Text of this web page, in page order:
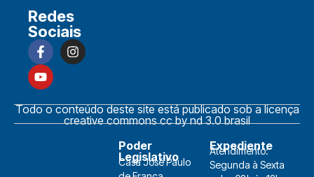
Redes
Sociais
Todo o conteúdo deste site está publicado sob a licença
creative commons cc by nd 3.0 brasil
Poder
Legislativo
Casa José Paulo
Expediente
Atendimento:
Segunda à Sexta